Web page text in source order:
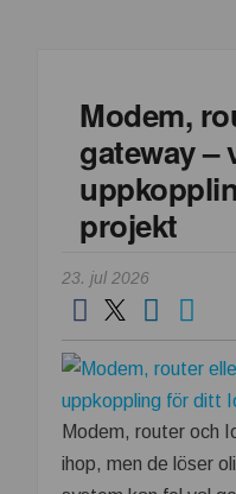
SCVOT2
för
i
Modem,
gateway –
projekt
23. jul 2026
Modem, router och
ihop, men de löser